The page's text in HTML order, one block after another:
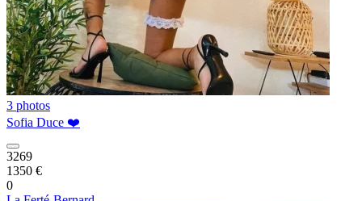
3 photos
Sofia Duce ❤️
3269
1350 €
0